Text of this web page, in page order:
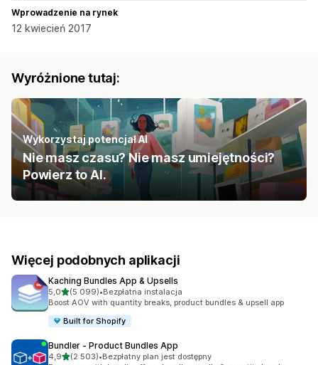
Wprowadzenie na rynek
12 kwiecień 2017
Wyróżnione tutaj:
Wykorzystaj potencjał AI
Nie masz czasu? Nie masz umiejętności?
Powierz to AI.
Więcej podobnych aplikacji
Kaching Bundles App & Upsells
5,0na 5 gwiazdek
(5 099)
Łączna liczba recenzji: 5099
•Bezpłatna instalacja
Boost AOV with quantity breaks, product bundles & upsell app
Built for Shopify
Bundler ‑ Product Bundles App
4,9na 5 gwiazdek
(2 503)
Łączna liczba recenzji: 2503
•Bezpłatny plan jest dostępny